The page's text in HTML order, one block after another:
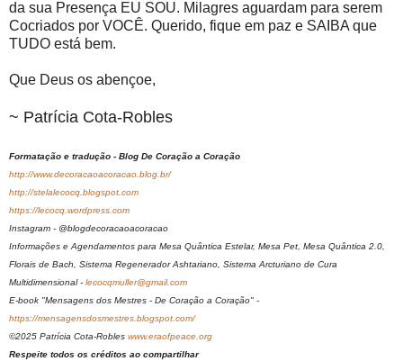
da sua Presença EU SOU. Milagres aguardam para serem
Cocriados por VOCÊ. Querido, fique em paz e SAIBA que
TUDO está bem.
Que Deus os abençoe,
~ Patrícia Cota-Robles
Formatação e tradução - Blog De Coração a Coração
http://www.decoracaoacoracao.blog.br/
http://stelalecocq.blogspot.com
https://lecocq.wordpress.com
Instagram - @blogdecoracaoacoracao
Informações e Agendamentos para Mesa Quântica Estelar, Mesa Pet, Mesa Quântica 2.0,
Florais de Bach, Sistema Regenerador Ashtariano, Sistema Arcturiano de Cura
Multidimensional - lecocqmuller@gmail.com
E-book "Mensagens dos Mestres - De Coração a Coração" -
https://mensagensdosmestres.blogspot.com/
©2025 Patrícia Cota-Robles www.eraofpeace.org
Respeite todos os créditos ao compartilhar